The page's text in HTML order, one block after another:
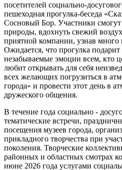
посетителей социально-
пешеходная прогулка-беседа
Сосновый Бор. Участники смогут
природы, вдохнуть свежий
приятной компании, узнав много
Ожидается, что прогулка
незабываемые эмоции всем, кто
любит открывать для себя
всех желающих погрузиться в
города» и провести этот день в
дружеского общения.
В течение года социально -
тематические встречи,
посещения музеев города,
прикладного творчества при
поколения. Творческие
районных и областных смотрах
июне 2026 года услугами